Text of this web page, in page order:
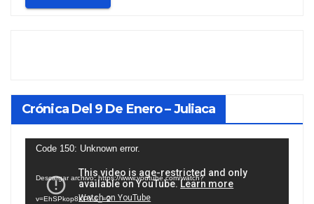
Crónica Del 9 De Enero – Juliaca
Reproductor
vídeo
Code 150: Unknown error.
Descargar archivo: https://www.youtube.com/watch?
v=EhSPkop8KPY&_=2